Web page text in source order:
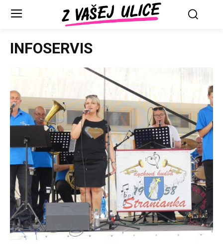
INFOSERVIS